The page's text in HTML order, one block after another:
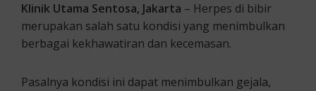
Klinik Utama Sentosa, Jakarta – Herpes di bibir
merupakan salah satu kondisi yang menimbulkan
berbagai kekhawatiran dan kecemasan.
Pasalnya kondisi ini dapat menimbulkan gejala,